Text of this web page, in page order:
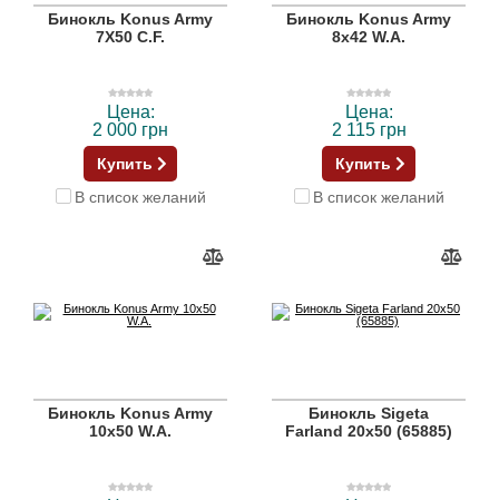
Бинокль Konus Army
7X50 C.F.
Цена:
2 000 грн
Купить
В список желаний
Бинокль Konus Army
8x42 W.A.
Цена:
2 115 грн
Купить
В список желаний
Бинокль Konus Army
10x50 W.A.
Бинокль Sigeta
Farland 20x50 (65885)